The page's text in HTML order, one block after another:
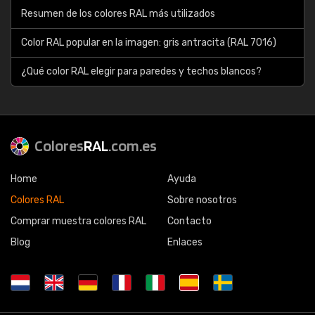
Resumen de los colores RAL más utilizados
Color RAL popular en la imagen: gris antracita (RAL 7016)
¿Qué color RAL elegir para paredes y techos blancos?
ColoresRAL.com.es
Home
Colores RAL
Comprar muestra colores RAL
Blog
Ayuda
Sobre nosotros
Contacto
Enlaces